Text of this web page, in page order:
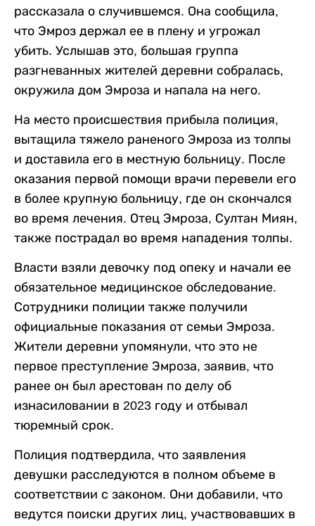
рассказала о случившемся. Она сообщила,
что Эмроз держал ее в плену и угрожал
убить. Услышав это, большая группа
разгневанных жителей деревни собралась,
окружила дом Эмроза и напала на него.
На место происшествия прибыла полиция,
вытащила тяжело раненого Эмроза из толпы
и доставила его в местную больницу. После
оказания первой помощи врачи перевели его
в более крупную больницу, где он скончался
во время лечения. Отец Эмроза, Султан Миян,
также пострадал во время нападения толпы.
Власти взяли девочку под опеку и начали ее
обязательное медицинское обследование.
Сотрудники полиции также получили
официальные показания от семьи Эмроза.
Жители деревни упомянули, что это не
первое преступление Эмроза, заявив, что
ранее он был арестован по делу об
изнасиловании в 2023 году и отбывал
тюремный срок.
Полиция подтвердила, что заявления
девушки расследуются в полном объеме в
соответствии с законом. Они добавили, что
ведутся поиски других лиц, участвовавших в